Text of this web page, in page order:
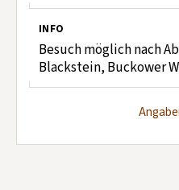
INFO
Besuch möglich nach
Blackstein, Buckower